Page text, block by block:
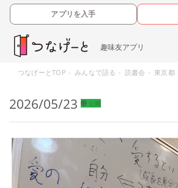
アプリを入手
趣味友アプリ
つなげーとTOP みんなで語る 読書会 東京都
2026/05/23 公開